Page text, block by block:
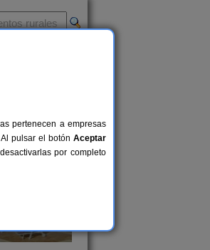
Avinyonet del Penedès
pertenecen a empresas
pulsar el botón Aceptar
por completo